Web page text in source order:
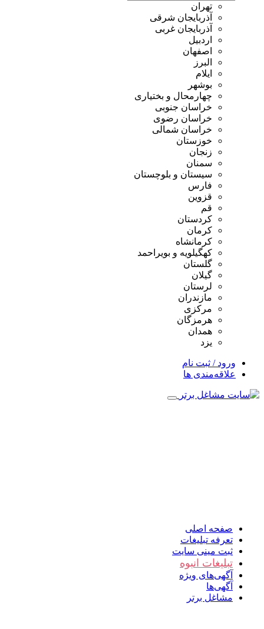
تهران
آذربایجان شرقی
آذربایجان غربی
اردبیل
اصفهان
البرز
ایلام
بوشهر
چهارمحال و بختیاری
خراسان جنوبی
خراسان رضوی
خراسان شمالی
خوزستان
زنجان
سمنان
سیستان و بلوچستان
فارس
قزوین
قم
کردستان
کرمان
کرمانشاه
کهگیلویه و بویراحمد
گلستان
گیلان
لرستان
مازندران
مرکزی
هرمزگان
همدان
یزد
ورود / ثبت نام
علاقه‌مندی ها
صفحه اصلی
تعرفه تبلیغات
ثبت مینی سایت
تبلیغات انبوه
آگهی‌های ویژه
آگهی‌ها
مشاغل برتر